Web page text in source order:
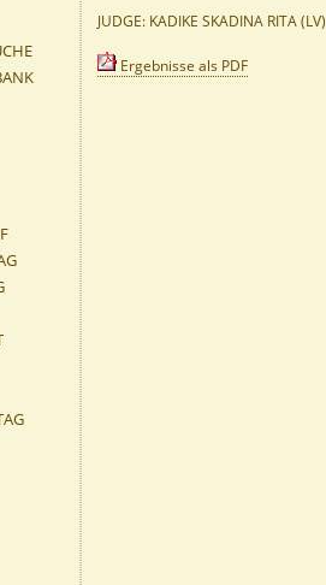
JUDGE: KADIKE SKADINA RITA (LV)
Ergebnisse als PDF